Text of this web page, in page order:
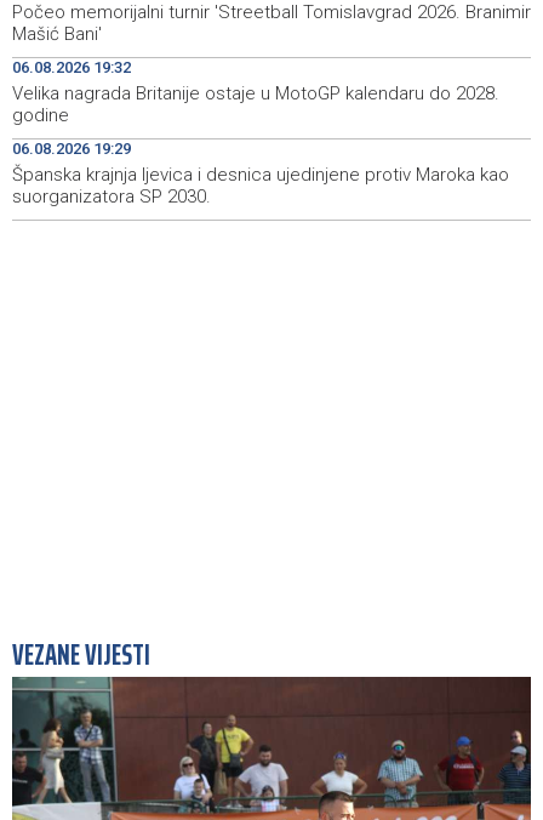
19:32
Velika nagrada Britanije ostaje u MotoGP kalendaru do
2028. godine
19:29
Španska krajnja ljevica i desnica ujedinjene protiv
Maroka kao suorganizatora SP 2030.
19:27
Grad Novi Travnik prvi put izravno dobio sredstva
Europske unije
Počeo memorijalni turnir 'Streetball Tomislavgrad 2026. Branimir
Mašić Bani'
06.08.2026 19:32
Velika nagrada Britanije ostaje u MotoGP kalendaru do 2028.
godine
06.08.2026 19:29
Španska krajnja ljevica i desnica ujedinjene protiv Maroka kao
suorganizatora SP 2030.
VEZANE VIJESTI